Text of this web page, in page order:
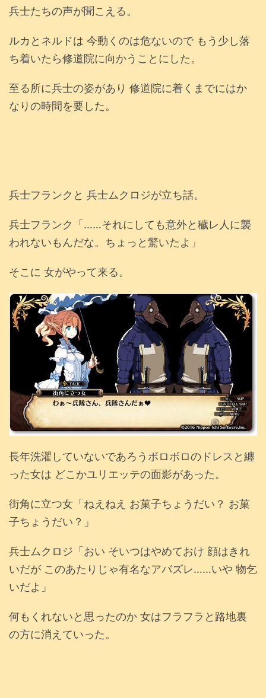
兵士たちの声が聞こえる。
ルカとネルドは 今動くのは危ないので もう少し落
ち着いたら修道院に向かうことにした。
至る所に兵士の姿があり 修道院に着くまでにはか
なりの時間を要した。
兵士フランクと 兵士ムクロジが立ち話。
兵士フランク「……それにしても意外と穢レ人に襲
われないもんだな。ちょっと驚いたよ」
そこに 女がやって来る。
長年洗濯していないであろうボロボロのドレスと纏
った女は どこかユリエッテの面影があった。
街角に立つ女「ねえねえ お菓子ちょうだい？ お菓
子ちょうだい？」
兵士ムクロジ「おい そいつはやめておけ 顔はきれ
いだが このあたりじゃ有名なアバズレ……いや 物乞
いだよ」
何もくれないと思ったのか 女はフラフラと路地裏
の方に消えていった。